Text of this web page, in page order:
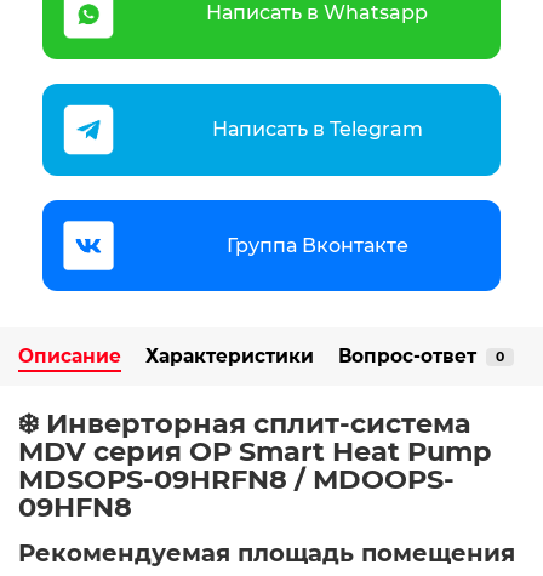
Написать в Whatsapp
Написать в Telegram
Группа Вконтакте
Описание Характеристики Вопрос-ответ 0
❄️ Инверторная сплит-система
MDV серия OP Smart Heat Pump
MDSOPS-09HRFN8 / MDOOPS-
09HFN8
Рекомендуемая площадь помещения